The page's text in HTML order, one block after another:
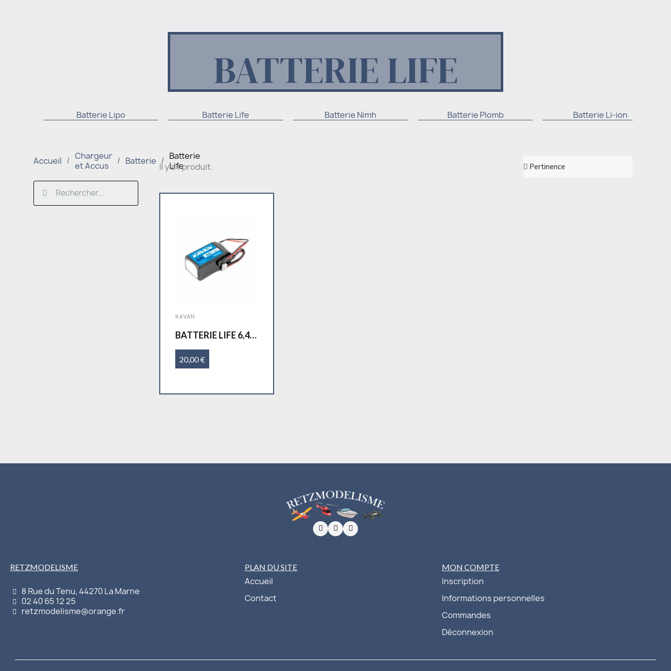
BATTERIE LIFE
Batterie Lipo Batterie Life Batterie Nimh Batterie Plomb Batterie Li-ion
Accueil
Chargeur
et Accus
Batterie
Batterie
Life
Il y a 1 produit.
KAVAN
BATTERIE LIFE 6,4V
20,00 €Ajouter au panier
RETZMODELISME
8 Rue du Tenu, 44270 La Marne
02 40 65 12 25
retzmodelisme@orange.fr
PLAN DU SITE
Accueil
Contact
MON COMPTE
Inscription
Informations personnelles
Commandes
Déconnexion